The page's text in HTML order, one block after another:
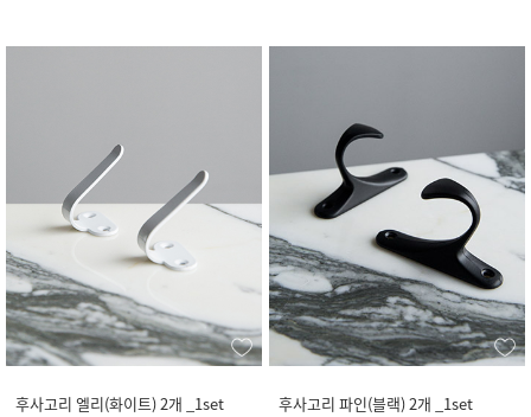
후사고리 엘리(화이트) 2개 _1set
후사고리 파인(블랙) 2개 _1set